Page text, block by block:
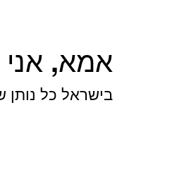
אמא, אני
בישראל כל נותן